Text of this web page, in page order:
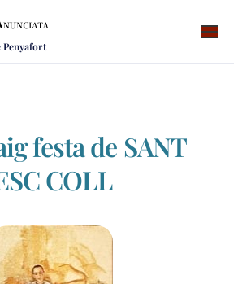
Penyafort
festa de SANT
COLL